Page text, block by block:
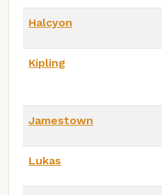
Halcyon
Kipling
Jamestown
Lukas